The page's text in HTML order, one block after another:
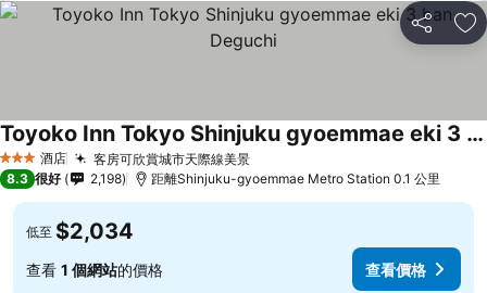
分享 放
3 星級 酒店 客房可欣賞城市天際線美景
Toyoko Inn Tokyo Shinjuku gyoemmae eki 3 ban Deguchi
8.3 很好 2,198 距離Shinjuku-gyoemmae Metro Station 0.1 公里
低至 $2,034
查看 1 個網站的價格 查看價格